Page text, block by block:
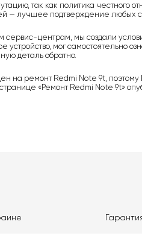
так как политика честного
— лучшее подтверждение любых
центрам, мы создали
мог самостоятельно
деталь обратно.
на ремонт Redmi Note 9t, поэтому
«Ремонт Redmi Note 9t»